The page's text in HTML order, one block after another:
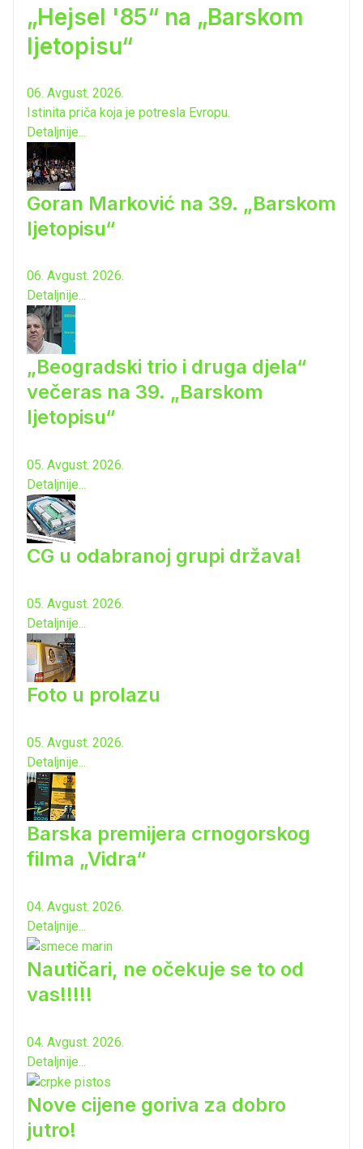
„Hejsel '85“ na „Barskom
ljetopisu“
06. Avgust. 2026.
Istinita priča koja je potresla Evropu.
Detaljnije...
Goran Marković na 39. „Barskom
ljetopisu“
06. Avgust. 2026.
Detaljnije...
„Beogradski trio i druga djela“
večeras na 39. „Barskom
ljetopisu“
05. Avgust. 2026.
Detaljnije...
CG u odabranoj grupi država!
05. Avgust. 2026.
Detaljnije...
Foto u prolazu
05. Avgust. 2026.
Detaljnije...
Barska premijera crnogorskog
filma „Vidra“
04. Avgust. 2026.
Detaljnije...
Nautičari, ne očekuje se to od
vas!!!!!
04. Avgust. 2026.
Detaljnije...
Nove cijene goriva za dobro
jutro!